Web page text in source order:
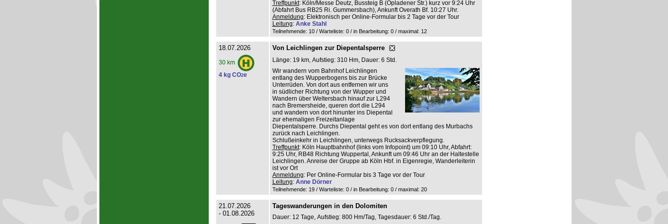
Treffpunkt: Köln/Messe Deutz, Bussteig B (Opladener Str.) kurz vor 9:24 Uhr
(Abfahrt Bus RB25 Ri. Gummersbach), Ankunft Overath Bf. 10:27 Uhr.
Anmeldung: Elektronisch per Online-Formular bis 2 Tage vor der Tour
Leitung: Anke Stahl
Teilnehmende: 10 / Warteliste: 0 / in Bearbeitung: 0 / maximal: 12
18.07.2026
30 km
4 kg CO2e
Von Leichlingen zur Diepentalsperre
Länge: 19 km, Aufstieg: 310 Hm, Dauer: 6 Std.
Wir wandern vom Bahnhof Leichlingen
entlang des Wupperbogens bis zur Brücke
Unterrüden. Von dort aus entfernen wir uns
in südlicher Richtung von der Wupper und
Wandern über Weltersbach hinauf zur L294
nach Bremersheide, queren dort die L294
und wandern von dort hinunter ins Diepental
zur ehemaligen Freizeitanlage
Diepentalsperre. Durchs Diepental geht es von dort entlang des Murbachs
zurück nach Leichlingen.
Schlußeinkehr in Leichlingen, unterwegs Rucksackverpflegung.
Treffpunkt: Köln Hauptbahnhof (links vom Infopoint) um 09:10 Uhr, Abfahrt:
9:25 Uhr, RB48 Richtung Wuppertal, Ankunft um 09:46 Uhr an der Haltestelle
Leichlingen. Anreise der Gruppe ab Köln Hbf. in Eigenregie, Wanderleiterin
ist vor Ort
Anmeldung: Per Online-Formular bis 3 Tage vor der Tour
Leitung: Anne Dörner
Teilnehmende: 19 / Warteliste: 0 / in Bearbeitung: 0 / maximal: 20
21.07.2026
- 01.08.2026
Tageswanderungen in den Dolomiten
Dauer: 12 Tage, Aufstieg: 800 Hm/Tag, Tagesdauer: 6 Std./Tag.